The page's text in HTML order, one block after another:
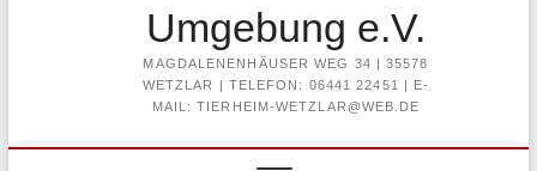
Umgebung e.V.
MAGDALENENHÄUSER WEG 34 | 35578
WETZLAR | TELEFON: 06441 22451 | E-
MAIL: TIERHEIM-WETZLAR@WEB.DE